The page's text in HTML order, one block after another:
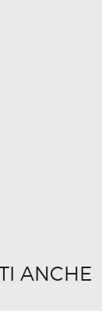
ANCHE